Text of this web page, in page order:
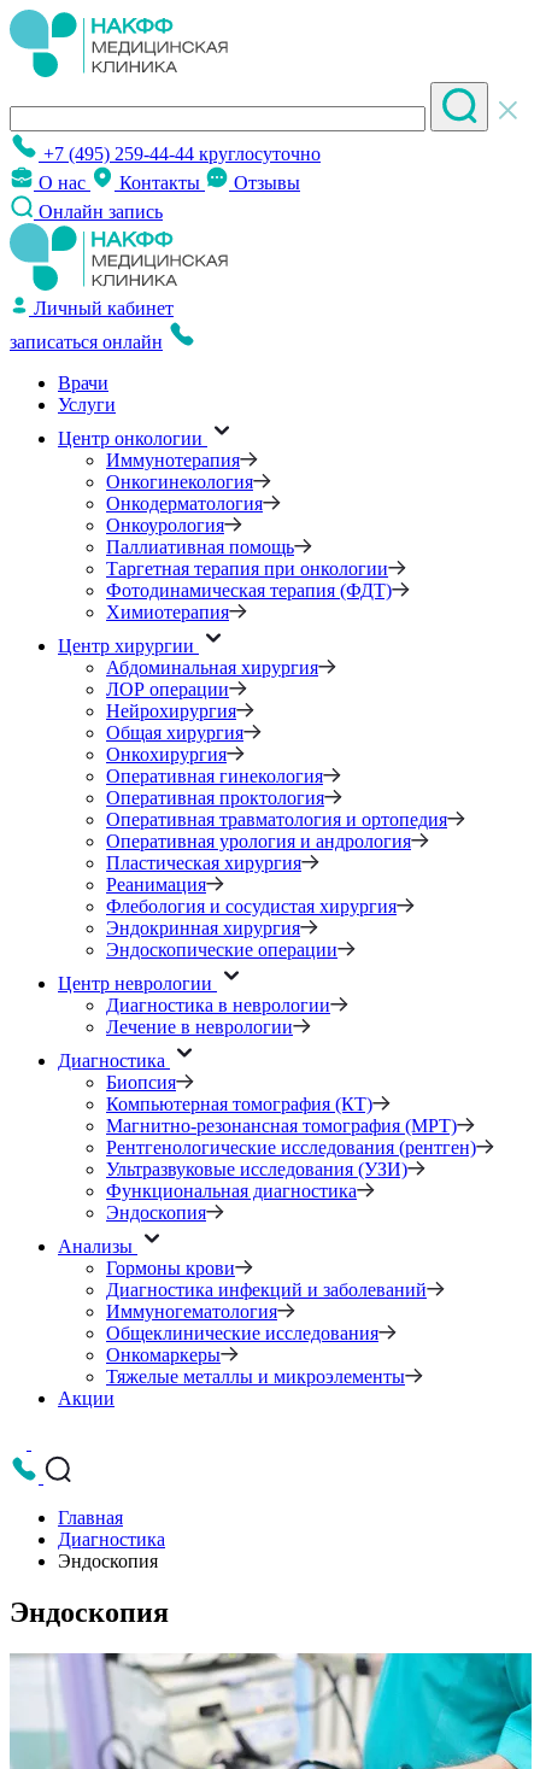
+7 (495) 259-44-44 круглосуточно
О нас
Контакты
Отзывы
Онлайн запись
Личный кабинет
записаться онлайн
Врачи
Услуги
Центр онкологии
Иммунотерапия
Онкогинекология
Онкодерматология
Онкоурология
Паллиативная помощь
Таргетная терапия при онкологии
Фотодинамическая терапия (ФДТ)
Химиотерапия
Центр хирургии
Абдоминальная хирургия
ЛОР операции
Нейрохирургия
Общая хирургия
Онкохирургия
Оперативная гинекология
Оперативная проктология
Оперативная травматология и ортопедия
Оперативная урология и андрология
Пластическая хирургия
Реанимация
Флебология и сосудистая хирургия
Эндокринная хирургия
Эндоскопические операции
Центр неврологии
Диагностика в неврологии
Лечение в неврологии
Диагностика
Биопсия
Компьютерная томография (КТ)
Магнитно-резонансная томография (МРТ)
Рентгенологические исследования (рентген)
Ультразвуковые исследования (УЗИ)
Функциональная диагностика
Эндоскопия
Анализы
Гормоны крови
Диагностика инфекций и заболеваний
Иммуногематология
Общеклинические исследования
Онкомаркеры
Тяжелые металлы и микроэлементы
Акции
Главная
Диагностика
Эндоскопия
Эндоскопия